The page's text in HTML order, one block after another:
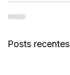
Posts recentes